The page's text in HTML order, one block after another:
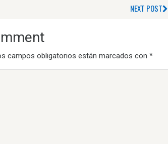
NEXT POST
campos obligatorios están marcados con *